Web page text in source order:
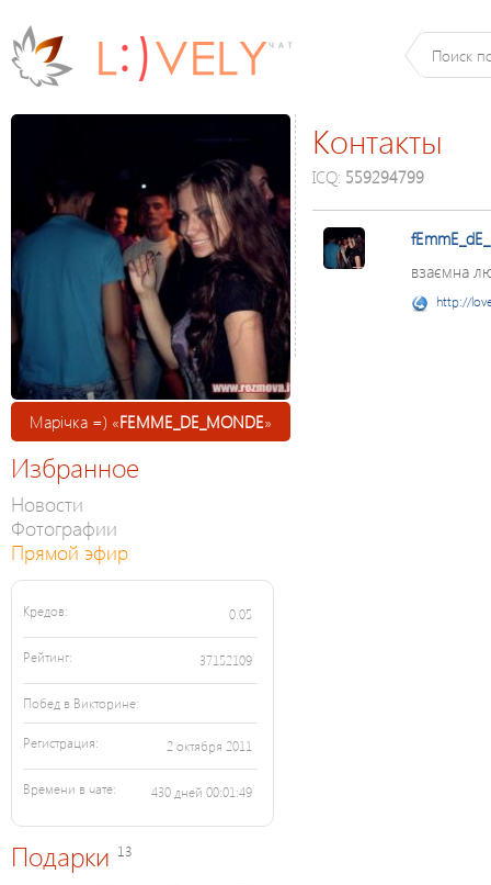
Марічка =) «FEMME_DE_MONDE»
Избранное
Новости
Фотографии
Прямой эфир
Кредов: 0.05
Рейтинг: 37152109
Побед в Викторине:
Регистрация: 2 октября 2011
Времени в чате: 430 дней 00:01:49
Подарки 13
Контакты
ICQ: 559294799
взаємна
http://